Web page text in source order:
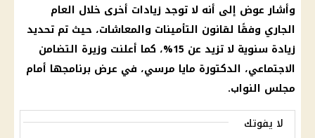
وأشار عوض إلى أنه لا توجد زيادات أخرى خلال العام
الجاري وفقًا لقانون التأمينات والمعاشات، حيث تم تحديد
زيادة سنوية لا تزيد عن 15%، كما أعلنت
وزيرة التضامن
الاجتماعي، الدكتورة مايا مرسي، في عرض برنامجها أمام
مجلس النواب.
لا يفوتك